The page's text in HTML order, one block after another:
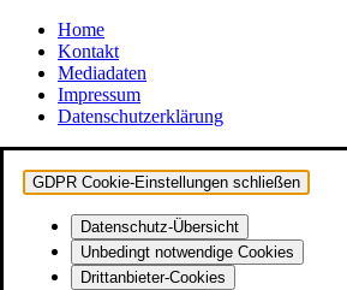
Home
Kontakt
Mediadaten
Impressum
Datenschutzerklärung
GDPR Cookie-Einstellungen schließen
Datenschutz-Übersicht
Unbedingt notwendige Cookies
Drittanbieter-Cookies